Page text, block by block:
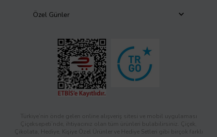
Özel Günler
Türkiye’nin önde gelen online alışveriş sitesi ve mobil uygulaması
Çiçeksepeti’nde, ihtiyacınız olan tüm ürünleri bulabilirsiniz. Çiçek,
Çikolata, Hediye, Kişiye Özel Ürünler ve Hediye Setleri gibi birçok farklı